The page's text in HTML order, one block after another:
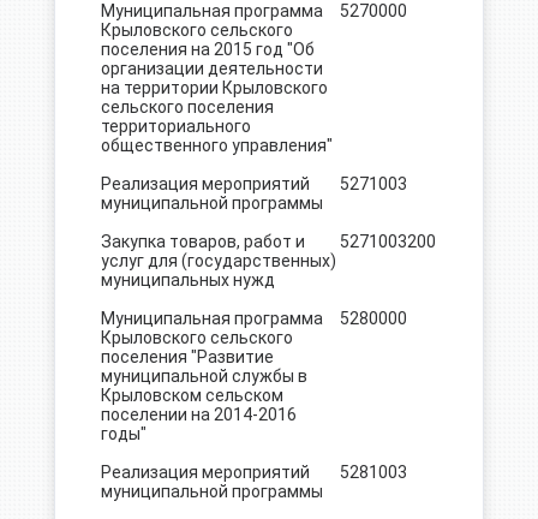
Муниципальная программа
Крыловского сельского
поселения на 2015 год "Об
организации деятельности
на территории Крыловского
сельского поселения
территориального
общественного управления"
5270000
Реализация мероприятий
муниципальной программы
5271003
Закупка товаров, работ и
услуг для (государственных)
муниципальных нужд
5271003200
Муниципальная программа
Крыловского сельского
поселения "Развитие
муниципальной службы в
Крыловском сельском
поселении на 2014-2016
годы"
5280000
Реализация мероприятий
муниципальной программы
5281003